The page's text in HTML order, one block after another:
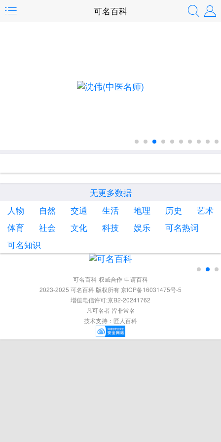
可名百科
无更多数据
人物
自然 交通 生活 地理 历史
艺术
体育
社会 文化 科技 娱乐
可名热词
可名知识
可名百科 权威合作 申请百科
2023-2025 可名百科 版权所有 京ICP备16031475号-5
增值电信许可:京B2-20241762
凡可名者 皆非常名
技术支持： 匠人百科